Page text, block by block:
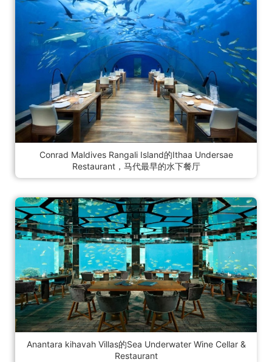
Conrad Maldives Rangali Island的Ithaa Undersae
Restaurant，马代最早的水下餐厅
Anantara kihavah Villas的Sea Underwater Wine Cellar &
Restaurant